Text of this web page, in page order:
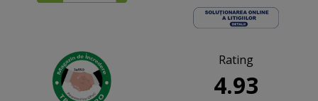
Rating
4.93